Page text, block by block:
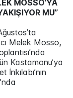
MOSSO’YA
MU”
Melek Mosso,
Kastamonu’ya